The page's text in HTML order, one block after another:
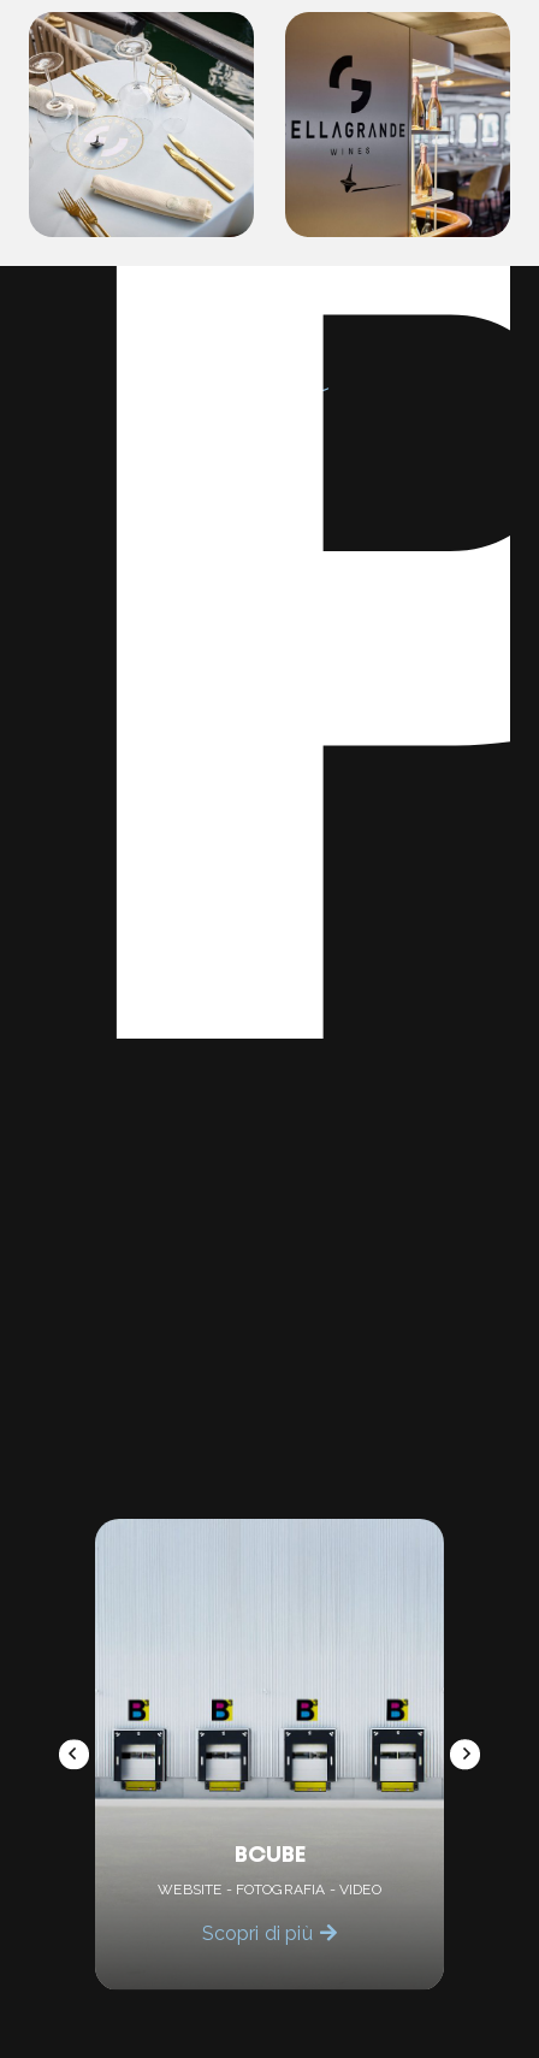
Claim
BCUBE
WEBSITE - FOTOGRAFIA - VIDEO
Scopri di più